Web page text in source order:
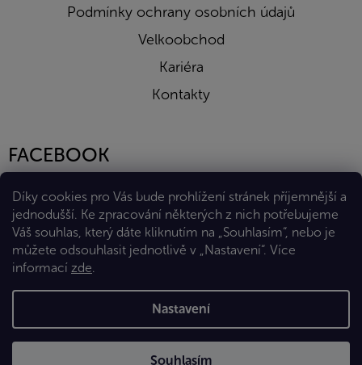
Díky cookies pro Vás bude prohlížení stránek příjemnější a
jednodušší. Ke zpracování některých z nich potřebujeme
Váš souhlas, který dáte kliknutím na „Souhlasím“, nebo je
můžete odsouhlasit jednotlivě v „Nastavení“. Více
informací zde.
Nastavení
Souhlasím
Podmínky ochrany osobních údajů
Velkoobchod
Kariéra
Kontakty
FACEBOOK
Vytvořil Shoptet Premium
Copyright 2026Eshop Diana Company, spol. s r.o.. Všechna
práva vyhrazena.